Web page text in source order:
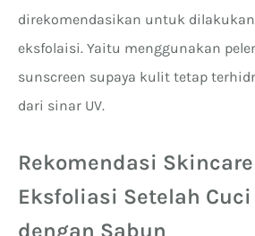
direkomendasikan untuk
eksfolaisi. Yaitu menggunakan
sunscreen supaya kulit tetap
dari sinar UV.
Rekomendasi
Eksfoliasi Setelah
dengan Sabun